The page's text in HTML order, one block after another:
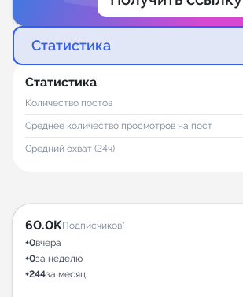
Статистика
Статистика
Количество постов
Среднее количество просмотров на пост
Средний охват (24ч)
60.0KПодписчиков*
+0вчера
+0за неделю
+244за месяц